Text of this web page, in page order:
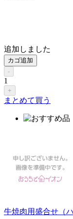
追加しました
カゴ追加
-
1
+
まとめて買う
牛焼肉用盛合せ（